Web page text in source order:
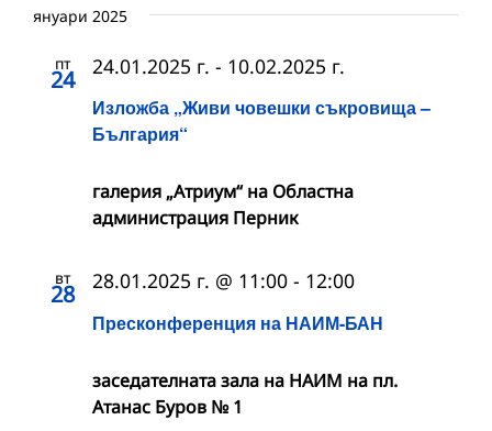
януари 2025
пт
24
Изложба „Живи човешки съкровища –
България“
24.01.2025 г. - 10.02.2025 г.
галерия „Атриум“ на Областна
администрация Перник
вт
28
Пресконференция на НАИМ-БАН
28.01.2025 г. @ 11:00 - 12:00
заседателната зала на НАИМ на пл.
Атанас Буров № 1